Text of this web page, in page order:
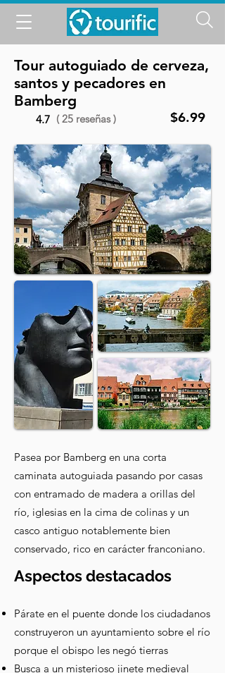
Tour autoguiado de cerveza,
santos y pecadores en
Bamberg
4.7 ( 25 reseñas ) $6.99
Pasea por Bamberg en una corta
caminata autoguiada pasando por casas
con entramado de madera a orillas del
río, iglesias en la cima de colinas y un
casco antiguo notablemente bien
conservado, rico en carácter franconiano.
Aspectos destacados
Párate en el puente donde los ciudadanos
construyeron un ayuntamiento sobre el río
porque el obispo les negó tierras
Busca a un misterioso jinete medieval